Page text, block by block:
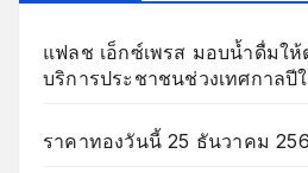
แฟลช เอ็กซ์เพรส มอบน้ำดื่มให้
บริการประชาชนช่วงเทศกาลปี
ราคาทองวันนี้ 25 ธันวาคม